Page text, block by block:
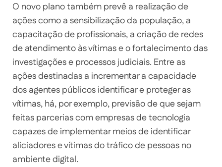
O novo plano também prevê a realização de
ações como a sensibilização da população, a
capacitação de profissionais, a criação de redes
de atendimento às vítimas e o fortalecimento das
investigações e processos judiciais. Entre as
ações destinadas a incrementar a capacidade
dos agentes públicos identificar e proteger as
vítimas, há, por exemplo, previsão de que sejam
feitas parcerias com empresas de tecnologia
capazes de implementar meios de identificar
aliciadores e vítimas do tráfico de pessoas no
ambiente digital.